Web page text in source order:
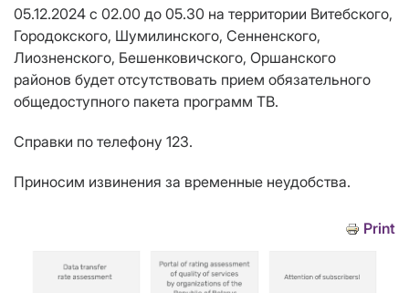
05.12.2024 с 02.00 до 05.30 на территории Витебского,
Городокского, Шумилинского, Сенненского,
Лиозненского, Бешенковичского, Оршанского
районов будет отсутствовать прием обязательного
общедоступного пакета программ ТВ.
Справки по телефону 123.
Приносим извинения за временные неудобства.
Print